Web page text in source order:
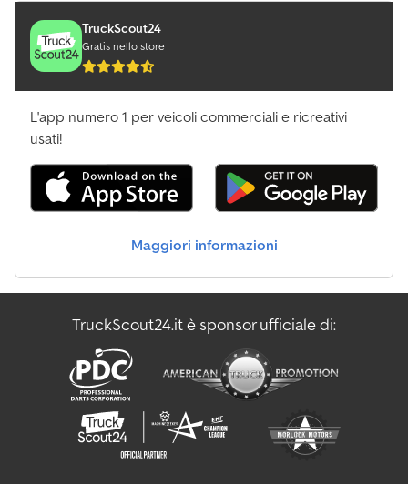
indicativa e potrebbe contenere errori o imprecisioni. Vi invitiamo
pertanto a contattarci per verificare l'esatta corrispondenza dei
dati.
TruckScout24
Gratis nello store
L'app numero 1 per veicoli commerciali e ricreativi
usati!
Maggiori informazioni
TruckScout24.it è sponsor ufficiale di: